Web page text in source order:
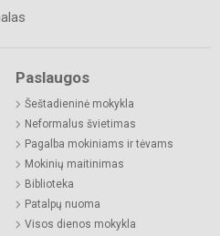
Paslaugos
Šeštadieninė mokykla
Neformalus švietimas
Pagalba mokiniams ir tėvams
Mokinių maitinimas
Biblioteka
Patalpų nuoma
Visos dienos mokykla